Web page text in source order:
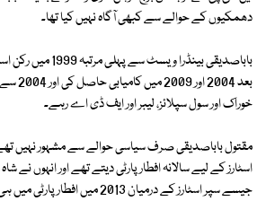
دھمکیوں کے حوالے سے کبھی آگاہ نہیں کیا تھا۔
باباصدیقی بینڈرا
خوراک اور سول سپلائز، لیبر اور ایف ڈی اے رہے۔
مقتول باباصدیقی صرف سیاسی حوالے سے مشہور نہیں
اسٹارز کے لیے سالانہ افطار پارٹی دیتے تھے اور انہوں نے
جیسے سپر اسٹارز کے درمیان 2013 میں افطار پارٹی میں ہی صلح کرادی تھی۔